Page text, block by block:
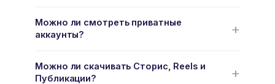
Можно ли смотреть приватные
аккаунты?
Можно ли скачивать Сторис, Reels и
Публикации?